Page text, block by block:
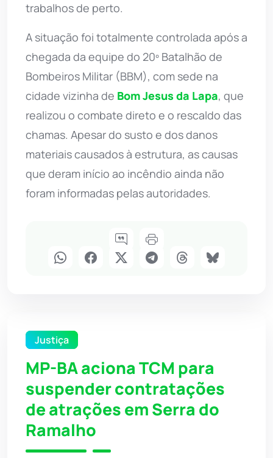
trabalhos de perto.
A situação foi totalmente controlada após a
chegada da equipe do 20º Batalhão de
Bombeiros Militar (BBM), com sede na
cidade vizinha de Bom Jesus da Lapa, que
realizou o combate direto e o rescaldo das
chamas. Apesar do susto e dos danos
materiais causados à estrutura, as causas
que deram início ao incêndio ainda não
foram informadas pelas autoridades.
Justiça
MP-BA aciona TCM para
suspender contratações
de atrações em Serra do
Ramalho